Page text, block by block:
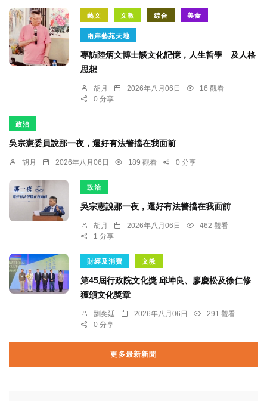
藝文 文教 綜合 美食
兩岸藝苑天地
專訪陸炳文博士談文化記憶，人生哲學 及人格
思想
胡月 2026年八月06日
16 觀看
0 分享
政治
吳宗憲委員說那一夜，還好有法警擋在我面前
胡月 2026年八月06日 189 觀看 0 分享
政治
吳宗憲說那一夜，還好有法警擋在我面前
胡月 2026年八月06日
462 觀看
1 分享
財經及消費 文教
第45屆行政院文化獎 邱坤良、廖慶松及徐仁修
獲頒文化獎章
劉奕廷 2026年八月06日
291 觀看
0 分享
更多最新新聞